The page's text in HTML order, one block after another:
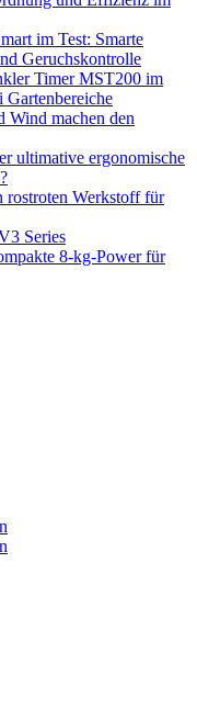
im Test: Smarte
Geruchskontrolle
Timer MST200 im
Gartenbereiche
Wind machen den
ultimative ergonomische
rostroten Werkstoff für
Series
8-kg-Power für